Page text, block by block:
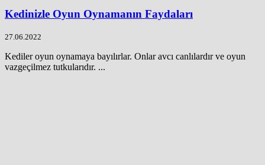
Kedinizle Oyun Oynamanın Faydaları
27.06.2022
Kediler oyun oynamaya bayılırlar. Onlar avcı canlılardır ve oyun
vazgeçilmez tutkularıdır. ...